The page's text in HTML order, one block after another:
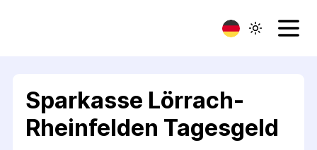
Sparkasse Lörrach-
Rheinfelden Tagesgeld